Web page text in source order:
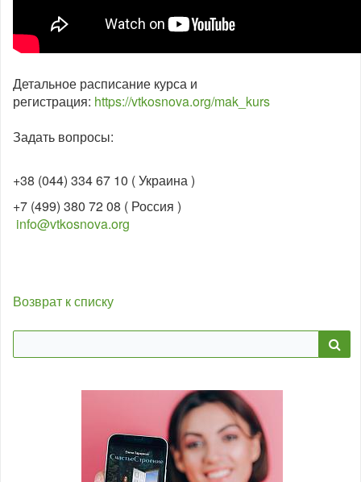
Детальное расписание курса и
регистрация: https://vtkosnova.org/mak_kurs
Задать вопросы:
+38 (044) 334 67 10 ( Украина )
+7 (499) 380 72 08 ( Россия )
info@vtkosnova.org
Возврат к списку